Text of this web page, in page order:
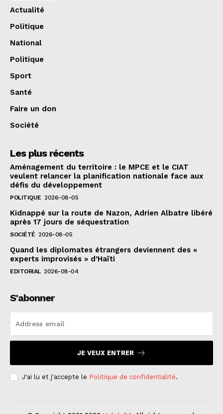
Actualité
Politique
National
Politique
Sport
Santé
Faire un don
Société
Les plus récents
Aménagement du territoire : le MPCE et le CIAT
veulent relancer la planification nationale face aux
défis du développement
POLITIQUE 2026-08-05
Kidnappé sur la route de Nazon, Adrien Albatre libéré
après 17 jours de séquestration
SOCIÉTÉ 2026-08-05
Quand les diplomates étrangers deviennent des «
experts improvisés » d’Haïti
EDITORIAL 2026-08-04
S'abonner
JE VEUX ENTRER
J'ai lu et j'accepte le Politique de confidentialité.